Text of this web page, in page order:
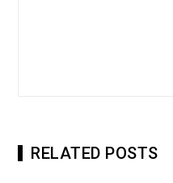
RELATED POSTS